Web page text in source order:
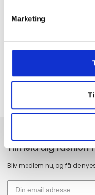
Marketing
GRATIS FRAGT PÅ KØB
HURTIG LEVERING 1-3
Ved bestilling inden kl.
KUNDESERVICE &
100% returret
Tilmeld dig fashion
Bliv medlem nu, og få de